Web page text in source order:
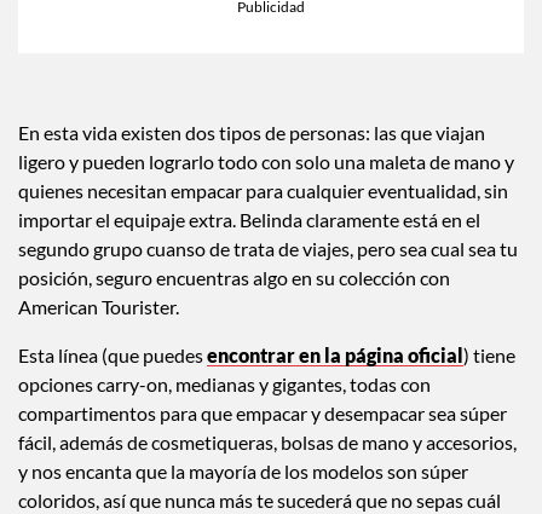
En esta vida existen dos tipos de personas: las que viajan
ligero y pueden lograrlo todo con solo una maleta de mano y
quienes necesitan empacar para cualquier eventualidad, sin
importar el equipaje extra. Belinda claramente está en el
segundo grupo cuanso de trata de viajes, pero sea cual sea tu
posición, seguro encuentras algo en su colección con
Esta línea (que puedesencontrar en la página oficial
opciones carry-on, medianas y gigantes, todas con
compartimentos para que empacar y desempacar sea súper
fácil, además de cosmetiqueras, bolsas de mano y accesorios,
y nos encanta que la mayoría de los modelos son súper